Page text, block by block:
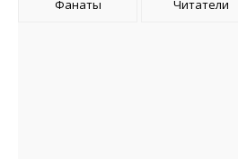
Фанаты Читатели